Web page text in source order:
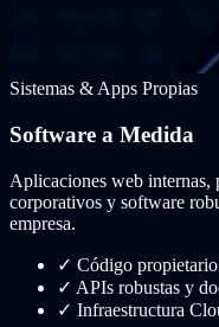
Sistemas & Apps Propias
Software a Medida
Aplicaciones web internas,
corporativos y software
empresa.
✓ Código
✓ APIs robustas y
✓ Infraestructura